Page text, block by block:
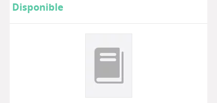
Disponible